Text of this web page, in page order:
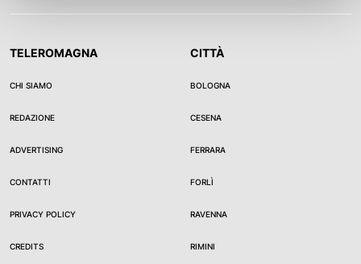
TELEROMAGNA
CHI SIAMO
REDAZIONE
ADVERTISING
CONTATTI
PRIVACY POLICY
CREDITS
CITTÀ
BOLOGNA
CESENA
FERRARA
FORLÌ
RAVENNA
RIMINI